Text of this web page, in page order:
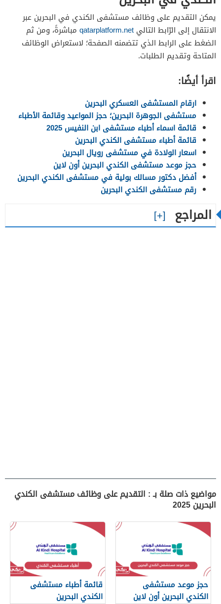
يمكن التقديم على وظائف مستشفى الكندي في البحرين عبر
الانتقال إلى الرّابط التالي qatarplatform.net مباشرةً، ومن ثم
الضغط على الرابط الذي تتضمنه الصفحة؛ لاستعراض الوظائف
المتاحة وتقديم الطلبات.
اقرأ أيضًا:
ارقام المستشفى العسكري البحرين
مستشفى الجوهرة البحرين؛ حجز المواعيد وقائمة الأطباء
قائمة اسماء أطباء مستشفى ابن النفيس 2025
قائمة أطباء مستشفى الكندي البحرين
اسعار الولادة في مستشفى رويال البحرين
حجز موعد مستشفى الكندي البحرين أون لاين
أفضل دكتور مسالك بولية في مستشفى الكندي البحرين
رقم مستشفى الكندي البحرين
المراجع
مواضيع ذات صلة بـ : التقديم على وظائف مستشفى الكندي
البحرين 2025
حجز موعد مستشفى
الكندي البحرين أون لاين
قائمة أطباء مستشفى
الكندي البحرين